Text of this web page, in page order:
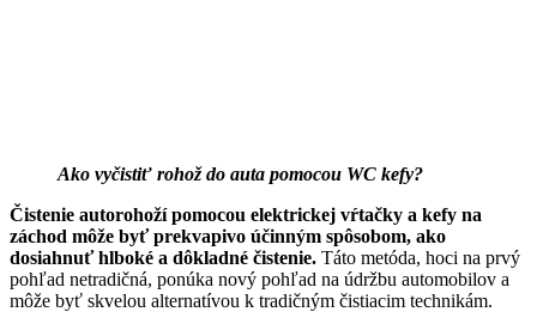
Ako vyčistiť rohož do auta pomocou WC kefy?
Čistenie autorohoží pomocou elektrickej vŕtačky a kefy na
záchod môže byť prekvapivo účinným spôsobom, ako
dosiahnuť hlboké a dôkladné čistenie. Táto metóda, hoci na prvý
pohľad netradičná, ponúka nový pohľad na údržbu automobilov a
môže byť skvelou alternatívou k tradičným čistiacim technikám.